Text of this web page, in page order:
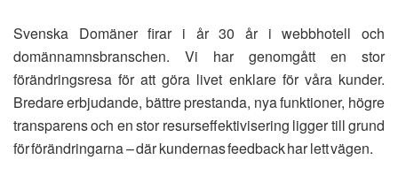
Svenska Domäner firar i år 30 år i webbhotell och
domännamnsbranschen. Vi har genomgått en stor
förändringsresa för att göra livet enklare för våra kunder.
Bredare erbjudande, bättre prestanda, nya funktioner, högre
transparens och en stor resurseffektivisering ligger till grund
för förändringarna – där kundernas feedback har lett vägen.